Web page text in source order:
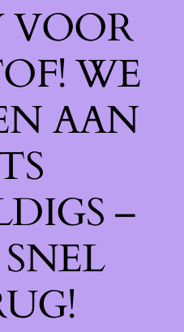
VOOR
WE
AAN
–